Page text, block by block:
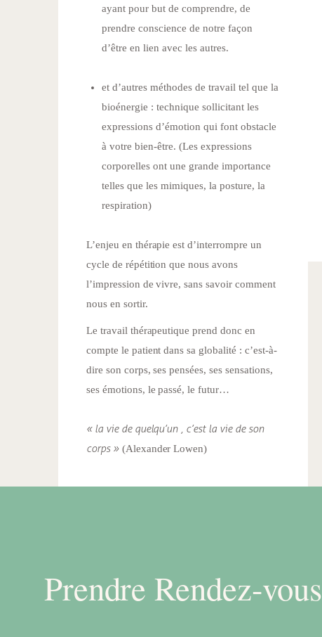
ayant pour but de comprendre, de
prendre conscience de notre façon
d’être en lien avec les autres.
et d’autres méthodes de travail tel que la
bioénergie : technique sollicitant les
expressions d’émotion qui font obstacle
à votre bien-être. (Les expressions
corporelles ont une grande importance
telles que les mimiques, la posture, la
respiration)
L’enjeu en thérapie est d’interrompre un
cycle de répétition que nous avons
l’impression de vivre, sans savoir comment
nous en sortir.
Le travail thérapeutique prend donc en
compte le patient dans sa globalité : c’est-à-
dire son corps, ses pensées, ses sensations,
ses émotions, le passé, le futur…
« la vie de quelqu’un , c’est la vie de son
corps »(Alexander Lowen)
Prendre Rendez-vous